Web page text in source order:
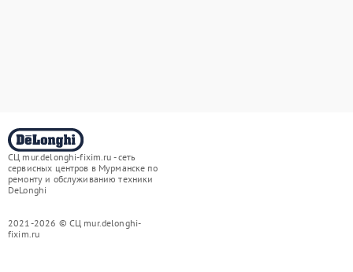
СЦ mur.delonghi-fixim.ru - сеть
сервисных центров в Мурманске по
ремонту и обслуживанию техники
DeLonghi
2021-2026 © СЦ mur.delonghi-
fixim.ru